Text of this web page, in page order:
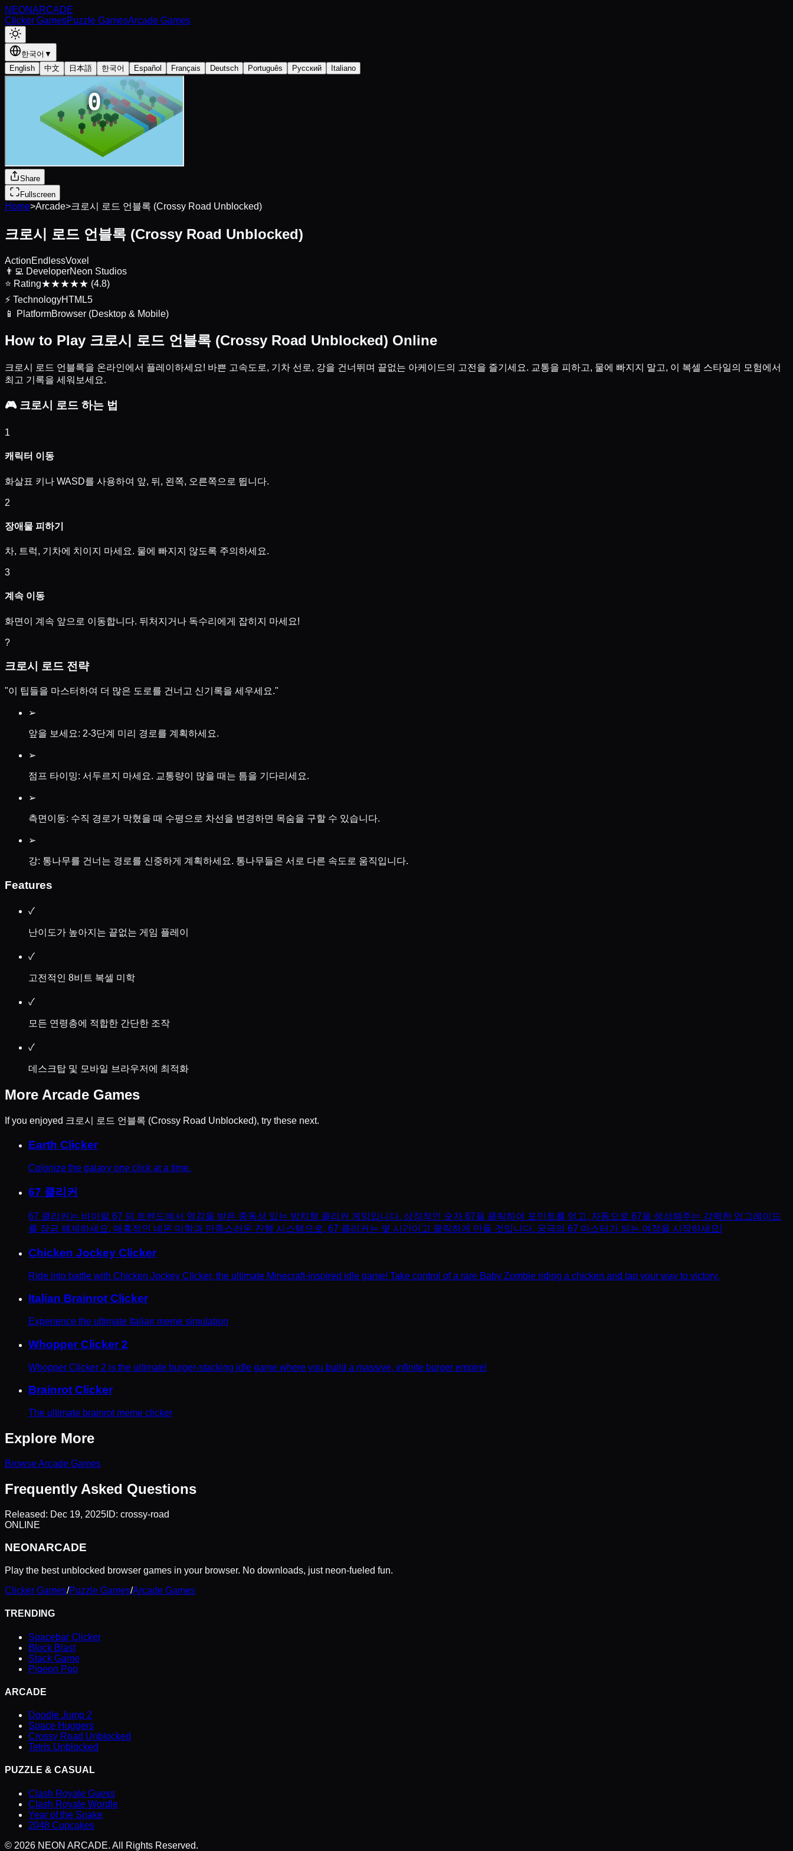
NEONARCADE
Clicker GamesPuzzle GamesArcade Games
한국어 ▼
English
中文 日本語 한국어 Español Français Deutsch Português Русский Italiano
Share
Fullscreen
Home>Arcade>크로시 로드 언블록 (Crossy Road Unblocked)
크로시 로드 언블록 (Crossy Road Unblocked)
ActionEndlessVoxel
👨‍💻 DeveloperNeon Studios
⭐ Rating★★★★★ (4.8)
⚡ TechnologyHTML5
📱
PlatformBrowser (Desktop & Mobile)
How to Play 크로시 로드 언블록 (Crossy Road Unblocked) Online
크로시 로드 언블록을 온라인에서 플레이하세요! 바쁜 고속도로, 기차 선로, 강을 건너뛰며 끝없는 아케이드의 고전을 즐기세요. 교통을 피하고, 물에 빠지지 말고, 이 복셀 스타일의 모험에서
최고 기록을 세워보세요.
🎮 크로시 로드 하는 법
1
캐릭터 이동
화살표 키나 WASD를 사용하여 앞, 뒤, 왼쪽, 오른쪽으로 뜁니다.
2
장애물 피하기
차, 트럭, 기차에 치이지 마세요. 물에 빠지지 않도록 주의하세요.
3
계속 이동
화면이 계속 앞으로 이동합니다. 뒤처지거나 독수리에게 잡히지 마세요!
?
크로시 로드 전략
"이 팁들을 마스터하여 더 많은 도로를 건너고 신기록을 세우세요."
➢
앞을 보세요: 2-3단계 미리 경로를 계획하세요.
➢
점프 타이밍: 서두르지 마세요. 교통량이 많을 때는 틈을 기다리세요.
➢
측면이동: 수직 경로가 막혔을 때 수평으로 차선을 변경하면 목숨을 구할 수 있습니다.
➢
강: 통나무를 건너는 경로를 신중하게 계획하세요. 통나무들은 서로 다른 속도로 움직입니다.
Features
✓
난이도가 높아지는 끝없는 게임 플레이
✓
고전적인 8비트 복셀 미학
✓
모든 연령층에 적합한 간단한 조작
✓
데스크탑 및 모바일 브라우저에 최적화
More Arcade Games
If you enjoyed 크로시 로드 언블록 (Crossy Road Unblocked), try these next.
Earth Clicker
Colonize the galaxy one click at a time.
67 클리커
67 클리커는 바이럴 67 밈 트렌드에서 영감을 받은 중독성 있는 방치형 클리커 게임입니다. 상징적인 숫자 67을 클릭하여 포인트를 얻고, 자동으로 67을 생성해주는 강력한 업그레이드
를 잠금 해제하세요. 매혹적인 네온 미학과 만족스러운 진행 시스템으로, 67 클리커는 몇 시간이고 클릭하게 만들 것입니다. 궁극의 67 마스터가 되는 여정을 시작하세요!
Chicken Jockey Clicker
Ride into battle with Chicken Jockey Clicker, the ultimate Minecraft-inspired idle game! Take control of a rare Baby Zombie riding a chicken and tap your way to victory.
Italian Brainrot Clicker
Experience the ultimate Italian meme simulation
Whopper Clicker 2
Whopper Clicker 2 is the ultimate burger-stacking idle game where you build a massive, infinite burger empire!
Brainrot Clicker
The ultimate brainrot meme clicker
Explore More
BrowseArcade Games
Frequently Asked Questions
Released: Dec 19, 2025 ID: crossy-road
ONLINE
NEONARCADE
Play the best unblocked browser games in your browser. No downloads, just neon-fueled fun.
Clicker Games/Puzzle Games/Arcade Games
TRENDING
Spacebar Clicker
Block Blast
Stack Game
Pigeon Pop
ARCADE
Doodle Jump 2
Space Huggers
Crossy Road Unblocked
Tetris Unblocked
PUZZLE & CASUAL
Clash Royale Guess
Clash Royale Wordle
Year of the Snake
2048 Cupcakes
© 2026 NEON ARCADE. All Rights Reserved.